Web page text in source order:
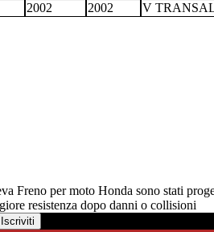
2002 2002 V
Freno per moto Honda sono stati
resistenza dopo danni o collisioni
Iscriviti